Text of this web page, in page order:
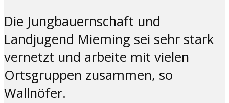
Die Jungbauernschaft und
Landjugend Mieming sei sehr stark
vernetzt und arbeite mit vielen
Ortsgruppen zusammen, so
Wallnöfer.